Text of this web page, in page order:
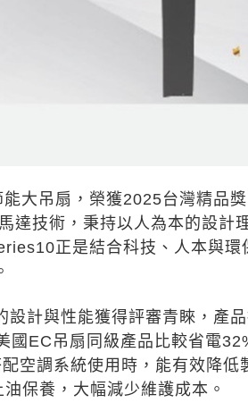
大吊扇，榮獲2025台灣精品
達技術，秉持以人為本的設計
正是結合科技、人本與環
計與性能獲得評審青睞，產
EC吊扇同級產品比較省電
空調系統使用時，能有效降低
保養，大幅減少維護成本。